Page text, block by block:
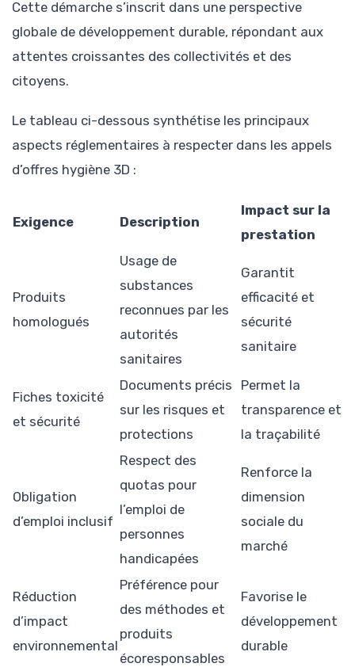
Cette démarche s’inscrit dans une perspective
globale de développement durable, répondant aux
attentes croissantes des collectivités et des
citoyens.
Le tableau ci-dessous synthétise les principaux
aspects réglementaires à respecter dans les appels
d’offres hygiène 3D :
Exigence Description
Impact sur la
prestation
Produits
homologués
Usage de
substances
reconnues par les
autorités
sanitaires
Garantit
efficacité et
sécurité
sanitaire
Fiches toxicité
et sécurité
Documents précis
sur les risques et
protections
Permet la
transparence et
la traçabilité
Obligation
d’emploi inclusif
Respect des
quotas pour
l’emploi de
personnes
handicapées
Renforce la
dimension
sociale du
marché
Réduction
d’impact
environnemental
Préférence pour
des méthodes et
produits
écoresponsables
Favorise le
développement
durable